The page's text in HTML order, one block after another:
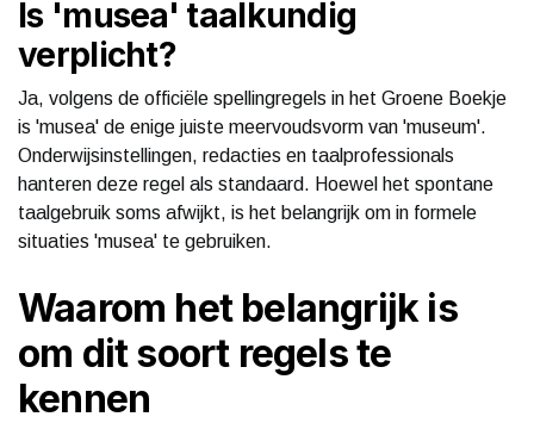
Is 'musea' taalkundig
verplicht?
Ja, volgens de officiële spellingregels in het Groene Boekje
is 'musea' de enige juiste meervoudsvorm van 'museum'.
Onderwijsinstellingen, redacties en taalprofessionals
hanteren deze regel als standaard. Hoewel het spontane
taalgebruik soms afwijkt, is het belangrijk om in formele
situaties 'musea' te gebruiken.
Waarom het belangrijk is
om dit soort regels te
kennen